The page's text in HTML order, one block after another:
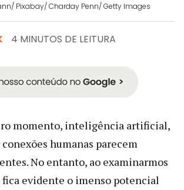
Pixabay/ Charday Penn/ Getty Images
4 MINUTOS DE LEITURA
momento, inteligência artificial,
humanas parecem
No entanto, ao examinarmos
fica evidente o imenso potencial